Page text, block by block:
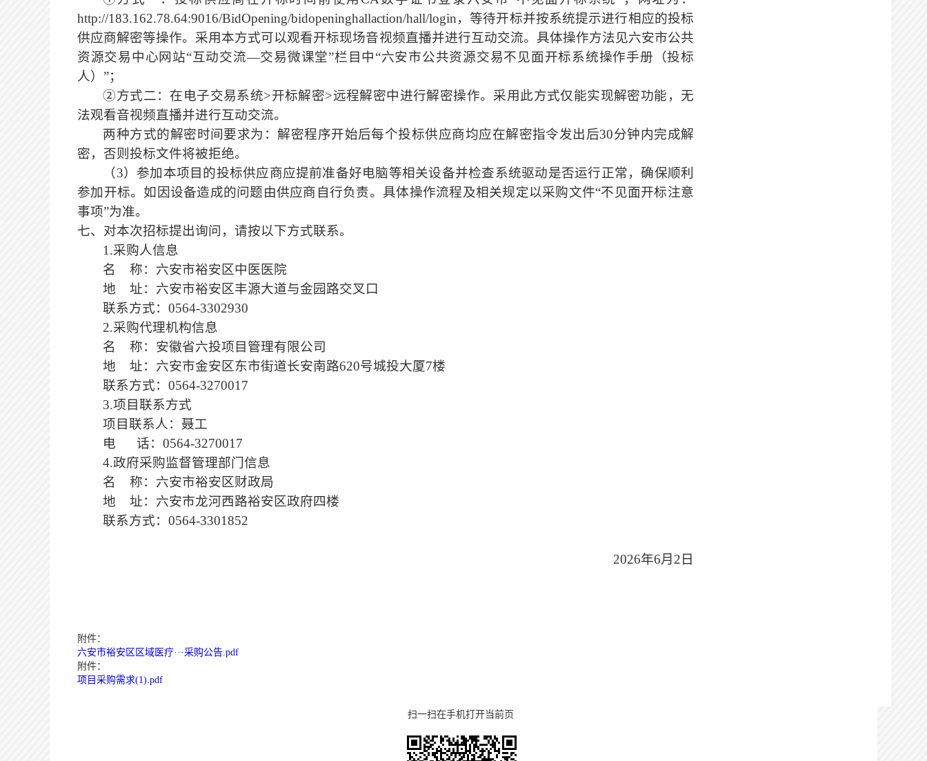
http://183.162.78.64:9016/BidOpening/bidopeninghallaction/hall/login，等待开标并按系统提示进行相应的投标
供应商解密等操作。采用本方式可以观看开标现场音视频直播并进行互动交流。具体操作方法见六安市公共
资源交易中心网站“互动交流—交易微课堂”栏目中“六安市公共资源交易不见面开标系统操作手册（投标
人）”；
②方式二：在电子交易系统>开标解密>远程解密中进行解密操作。 采用此方式仅能实现解密功能，无
法观看音视频直播并进行互动交流。
两种方式的解密时间要求为：解密程序开始后每个投标供应商均应在解密指令发出后30分钟内完成解
密，否则投标文件将被拒绝。
（3） 参加本项目的投标供应商应提前准备好电脑等相关设备并检查系统驱动是否运行正常，确保顺利
参加开标。如因设备造成的问题由供应商自行负责。具体操作流程及相关规定以采购文件“不见面开标注意
事项”为准。
七、对本次招标提出询问，请按以下方式联系。
1.采购人信息
名
称：六安市裕安区中医医院
地
址：六安市裕安区丰源大道与金园路交叉口
联系方式：0564-3302930
2.采购代理机构信息
名
称：安徽省六投项目管理有限公司
地
址：六安市金安区东市街道长安南路620号城投大厦7楼
联系方式：0564-3270017
3.项目联系方式
项目联系人：聂工
电
话：0564-3270017
4.政府采购监督管理部门信息
名
称： 六安市裕安区财政局
地
址：六安市龙河西路裕安区政府四楼
联系方式：0564-3301852
2026年6月 2 日
附件：
六安市裕安区区域医疗···采购公告.pdf
附件：
项目采购需求(1).pdf
扫一扫在手机打开当前页